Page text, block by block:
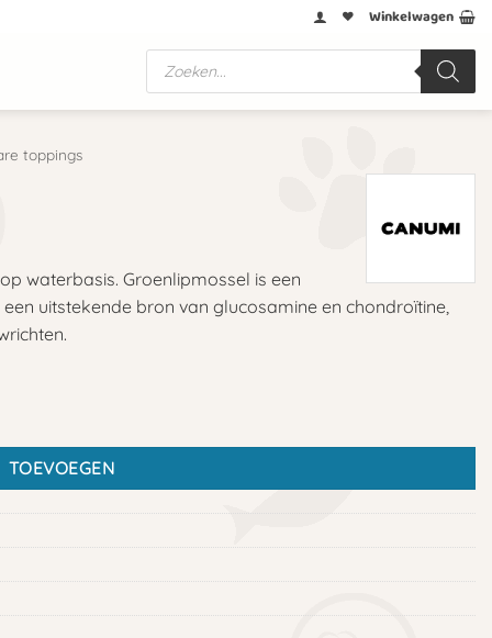
Winkelwagen
Producten
zoeken
toppings
waterbasis. Groenlipmossel is een
uitstekende bron van glucosamine en chondroïtine,
TOEVOEGEN